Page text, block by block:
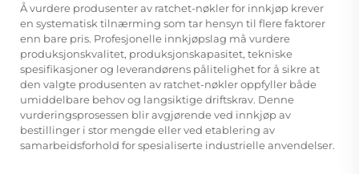
Å vurdere produsenter av ratchet-nøkler for innkjøp krever
en systematisk tilnærming som tar hensyn til flere faktorer
enn bare pris. Profesjonelle innkjøpslag må vurdere
produksjonskvalitet, produksjonskapasitet, tekniske
spesifikasjoner og leverandørens pålitelighet for å sikre at
den valgte produsenten av ratchet-nøkler oppfyller både
umiddelbare behov og langsiktige driftskrav. Denne
vurderingsprosessen blir avgjørende ved innkjøp av
bestillinger i stor mengde eller ved etablering av
samarbeidsforhold for spesialiserte industrielle anvendelser.